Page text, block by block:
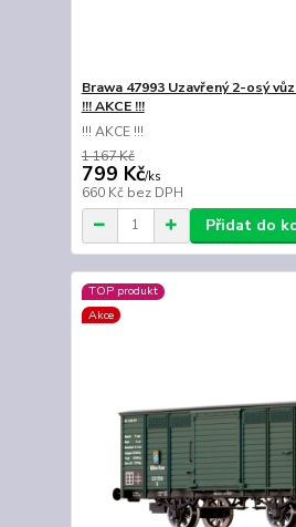
Brawa 47993 Uzavřený 2-osý
!!! AKCE !!!
!!! AKCE !!!
1 167 Kč
799 Kč/ks
660 Kč bez DPH
Přidat do
TOP produkt
Akce